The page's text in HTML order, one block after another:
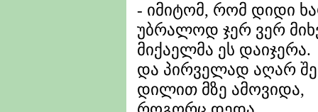
- იმიტომ, რომ დიდი
უბრალოდ ჯერ ვერ
მიქაელმა ეს დაიჯერა.
და პირველად აღარ
დილით მზე ამოვიდა,